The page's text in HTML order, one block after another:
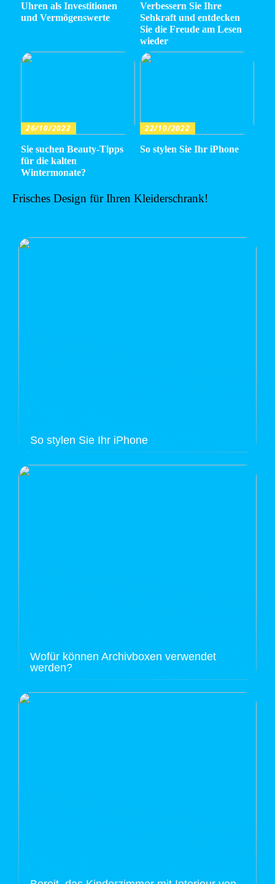
Uhren als Investitionen
und Vermögenswerte
Verbessern Sie Ihre
Sehkraft und entdecken
Sie die Freude am Lesen
wieder
26/10/2022
Sie suchen Beauty-Tipps
für die kalten
Wintermonate?
22/10/2022
So stylen Sie Ihr iPhone
Frisches Design für Ihren Kleiderschrank!
So stylen Sie Ihr iPhone
Wofür können Archivboxen verwendet
werden?